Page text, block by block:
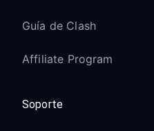
Guía de Clash
Affiliate Program
Soporte